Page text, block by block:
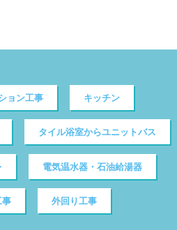
ョン工事 キッチン
タイル浴室からユニットバス
電気温水器・石油給湯器
事 外回り工事